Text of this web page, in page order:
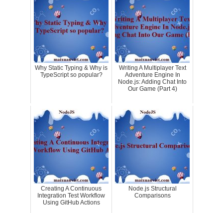
Why Static Typing & Why is
TypeScript so popular?
Writing A Multiplayer Text
Adventure Engine In
Node.js: Adding Chat Into
Our Game (Part 4)
Creating A Continuous
Integration Test Workflow
Using GitHub Actions
Node.js Structural
Comparisons